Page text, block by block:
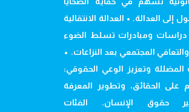
العدالة. • العدالة الانتقالية
دراسات ومبادرات تسلط الضوء
المجتمعي بعد النزاعات. •
وتعزيز الوعي الحقوقي:
على الحقائق، وتطوير المعرفة
حقوق الإنسان. الفئات